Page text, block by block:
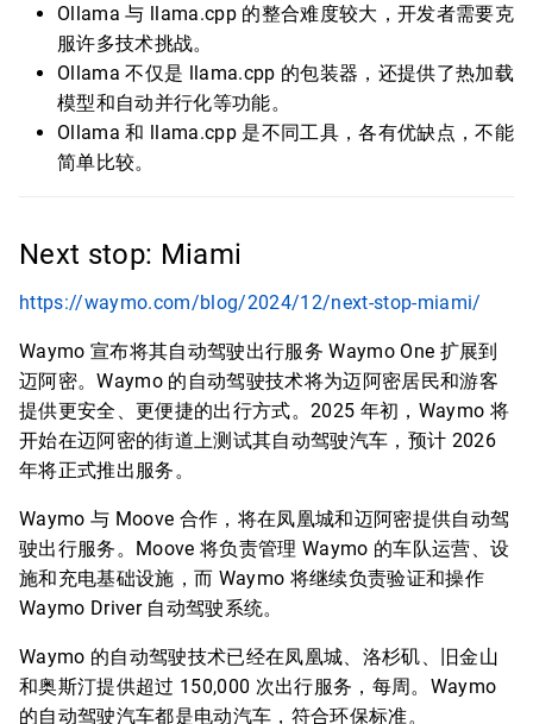
Ollama 与 llama.cpp 的整合难度较大，开发者需要克
服许多技术挑战。
Ollama 不仅是 llama.cpp 的包装器，还提供了热加载
模型和自动并行化等功能。
Ollama 和 llama.cpp 是不同工具，各有优缺点，不能
简单比较。
Next stop: Miami
https://waymo.com/blog/2024/12/next-stop-miami/
Waymo 宣布将其自动驾驶出行服务 Waymo One 扩展到
迈阿密。Waymo 的自动驾驶技术将为迈阿密居民和游客
提供更安全、更便捷的出行方式。2025 年初，Waymo 将
开始在迈阿密的街道上测试其自动驾驶汽车，预计 2026
年将正式推出服务。
Waymo 与 Moove 合作，将在凤凰城和迈阿密提供自动驾
驶出行服务。Moove 将负责管理 Waymo 的车队运营、设
施和充电基础设施，而 Waymo 将继续负责验证和操作
Waymo Driver 自动驾驶系统。
Waymo 的自动驾驶技术已经在凤凰城、洛杉矶、旧金山
和奥斯汀提供超过 150,000 次出行服务，每周。Waymo
的自动驾驶汽车都是电动汽车，符合环保标准。